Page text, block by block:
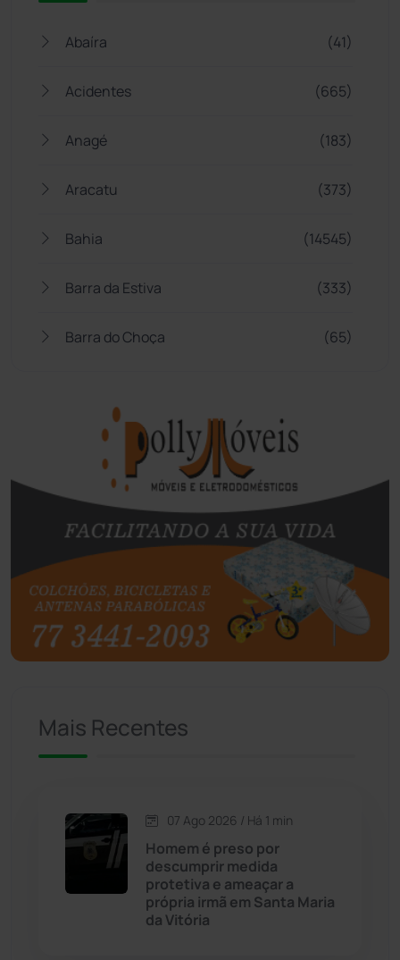
Abaíra (41)
Acidentes (665)
Anagé (183)
Aracatu (373)
Bahia (14545)
Barra da Estiva (333)
Barra do Choça (65)
Bom Jesus da Lapa
Boquira
Botuporã (72)
Brasil (7679)
Brumado (31955)
Caetanos
Candiba
Cândido Sales
Mais Recentes
07 Ago 2026 / Há 1 min
Homem é preso por
descumprir medida
protetiva e ameaçar a
própria irmã em Santa Maria
da Vitória